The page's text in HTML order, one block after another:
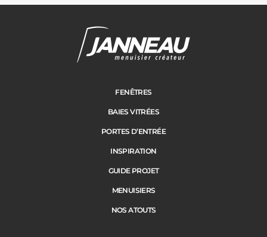
FENÊTRES
BAIES VITRÉES
PORTES D’ENTRÉE
INSPIRATION
GUIDE PROJET
MENUISIERS
NOS ATOUTS